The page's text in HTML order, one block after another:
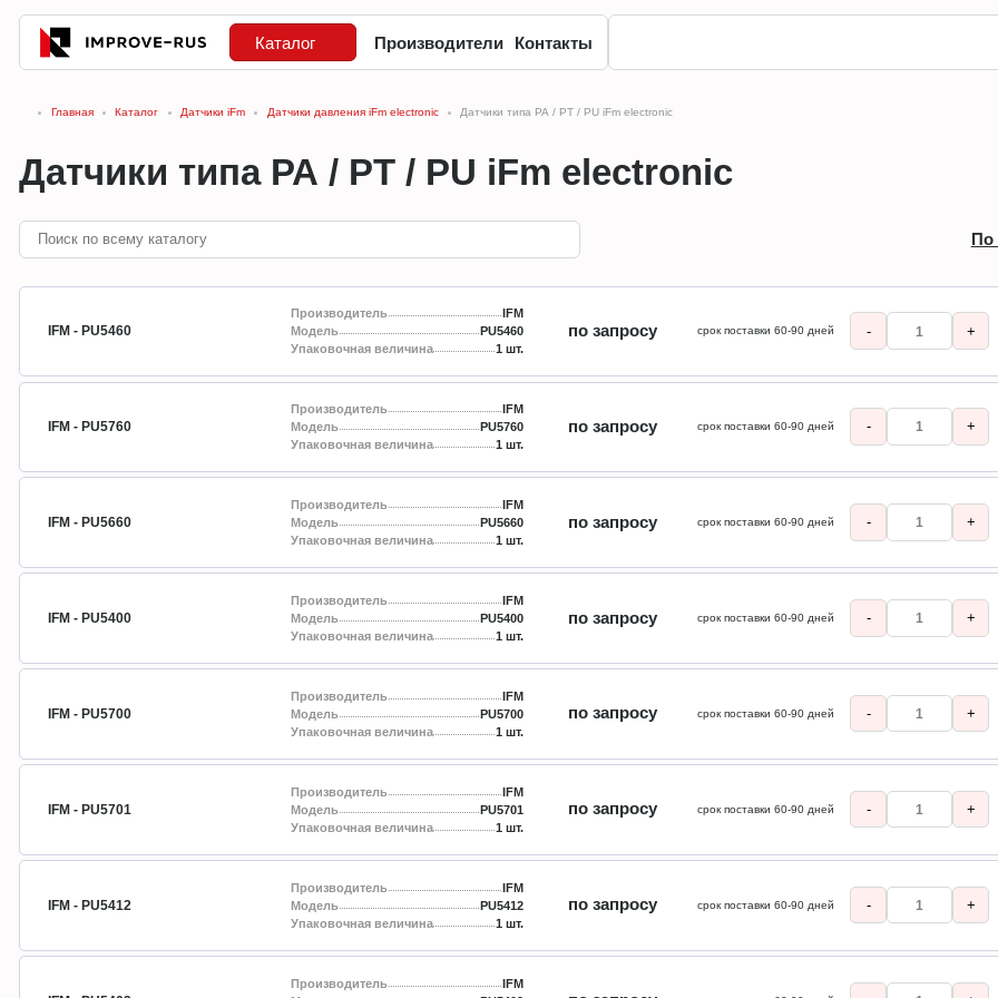
Каталог Производители Контакты
Главная Каталог Датчики iFm Датчики давления iFm electronic Датчики типа РА / РТ / PU iFm electronic
Датчики типа РА / РТ / PU iFm electronic
По
IFM - PU5460
Производитель
IFM
Модель
PU5460
Упаковочная величина
1 шт.
по запросу срок поставки 60-90 дней - +
IFM - PU5760
Производитель
IFM
Модель
PU5760
Упаковочная величина
1 шт.
по запросу срок поставки 60-90 дней - +
IFM - PU5660
Производитель
IFM
Модель
PU5660
Упаковочная величина
1 шт.
по запросу срок поставки 60-90 дней - +
IFM - PU5400
Производитель
IFM
Модель
PU5400
Упаковочная величина
1 шт.
по запросу срок поставки 60-90 дней - +
IFM - PU5700
Производитель
IFM
Модель
PU5700
Упаковочная величина
1 шт.
по запросу срок поставки 60-90 дней - +
IFM - PU5701
Производитель
IFM
Модель
PU5701
Упаковочная величина
1 шт.
по запросу срок поставки 60-90 дней - +
IFM - PU5412
Производитель
IFM
Модель
PU5412
Упаковочная величина
1 шт.
по запросу срок поставки 60-90 дней - +
Производитель
IFM